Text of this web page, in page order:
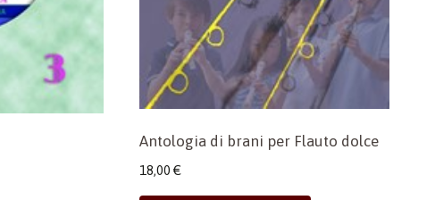
Antologia di brani per Flauto dolce
18,00 €